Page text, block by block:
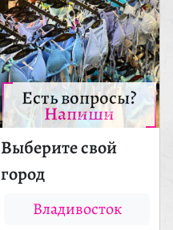
Есть вопросы?
Напиши
Выберите свой
город
Владивосток